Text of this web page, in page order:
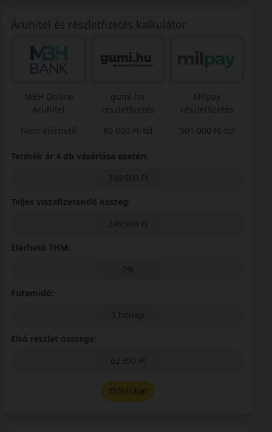
Áruhitel és részletfizetés kalkulátor
MBH Online
Áruhitel
Nem elérhető
gumi.hu
részletfizetés
80 000 Ft-tól
Milpay
részletfizetés
501 000 Ft-tól
Termék ár 4 db vásárlása esetén:
249 560 Ft
Teljes viszafizetendő összeg:
249 560 Ft
Elérhető THM:
0%
Futamidő:
3 hónap
Első részlet összege:
62 390 Ft
Előbírálat